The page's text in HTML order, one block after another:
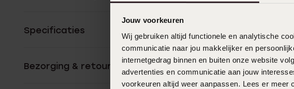
Jouw voorkeuren
Wij gebruiken altijd functionele en analytische
communicatie naar jou makkelijker en
internetgedrag binnen en buiten onze website
advertenties en communicatie aan jouw
voorkeuren altijd weer aanpassen. Lees er meer
Specificaties
Bezorging & retourneren